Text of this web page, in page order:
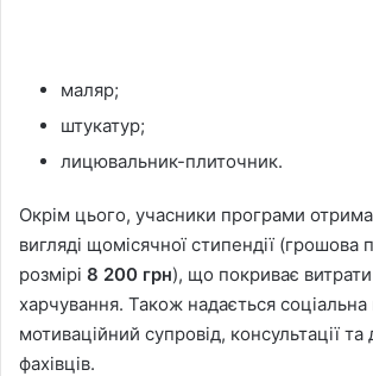
маляр;
штукатур;
лицювальник-плиточник.
Окрім цього, учасники програми
вигляді щомісячної стипендії (грошова
розмірі 8 200 грн), що покриває
харчування. Також надається соціальна
мотиваційний супровід, консультації
фахівців.